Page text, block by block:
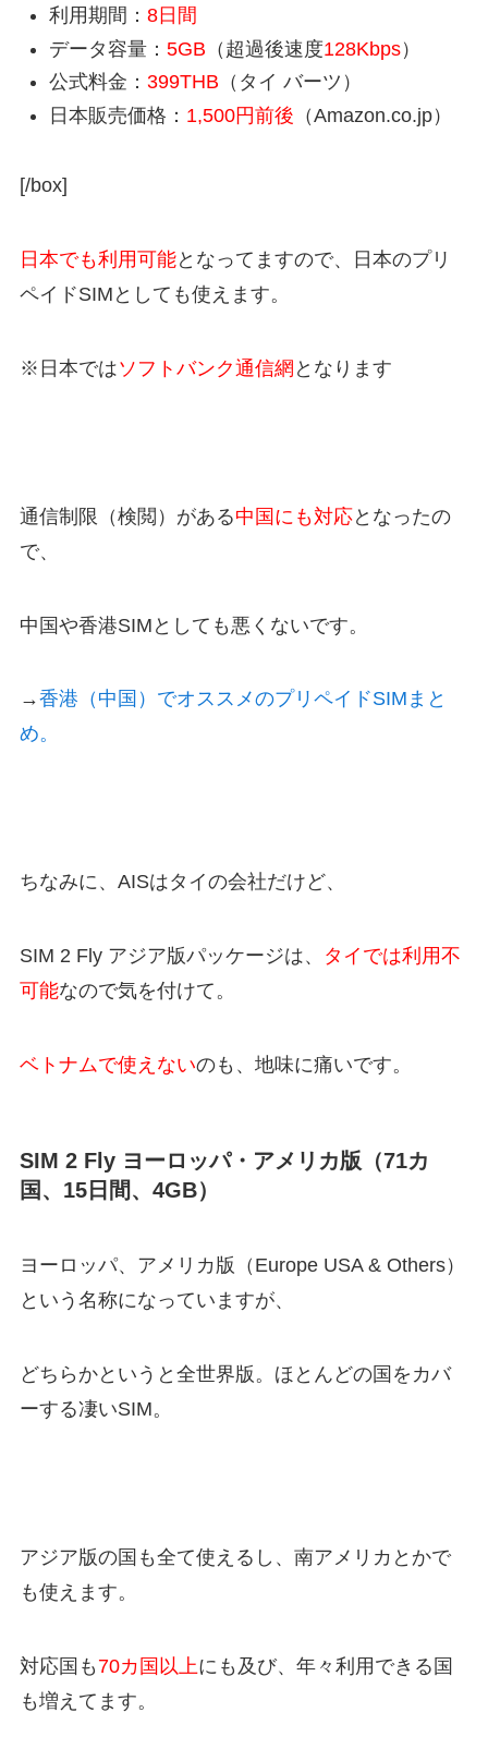
利用期間： 8日間
データ容量： 5GB （超過後速度128Kbps）
公式料金： 399THB （タイ バーツ）
日本販売価格： 1,500円前後 （Amazon.co.jp）
[/box]
日本でも利用可能となってますので、日本のプリ
ペイドSIMとしても使えます。
※日本ではソフトバンク通信網 となります
通信制限（検閲）がある中国にも対応となったの
で、
中国や香港SIMとしても悪くないです。
→香港（中国）でオススメのプリペイドSIMまと
め。
ちなみに、AISはタイの会社だけど、
SIM 2 Fly アジア版パッケージは、
タイでは利用不
可能なので気を付けて。
ベトナムで使えないのも、地味に痛いです。
SIM 2 Fly ヨーロッパ・アメリカ版（71カ
国、15日間、4GB）
ヨーロッパ、アメリカ版（Europe USA & Others）
という名称になっていますが、
どちらかというと全世界版。ほとんどの国をカバ
ーする凄いSIM。
アジア版の国も全て使えるし、南アメリカとかで
も使えます。
対応国も 70カ国以上にも及び、年々利用できる国
も増えてます。